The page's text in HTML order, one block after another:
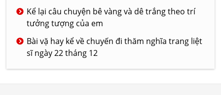
Kể lại câu chuyện bê vàng và dê trắng theo trí
tưởng tượng của em
Bài vặ hay kể về chuyến đi thăm nghĩa trang liệt
sĩ ngày 22 tháng 12